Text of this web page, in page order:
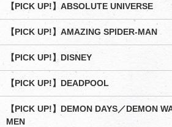
【PICK UP!】ABSOLUTE UNIVERSE
【PICK UP!】AMAZING SPIDER-MAN
【PICK UP!】DISNEY
【PICK UP!】DEADPOOL
【PICK UP!】DEMON DAYS／DEMON
MEN